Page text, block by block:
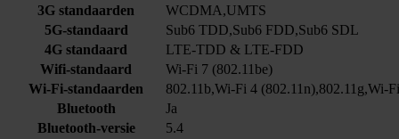
3G standaarden
WCDMA,UMTS
5G-standaard
Sub6 TDD,Sub6 FDD,Sub6 SDL
4G standaard
LTE-TDD & LTE-FDD
Wifi-standaard
Wi-Fi 7 (802.11be)
Wi-Fi-standaarden
802.11b,Wi-Fi 4 (802.11n),802.11g,Wi-
Bluetooth
Ja
Bluetooth-versie
5.4